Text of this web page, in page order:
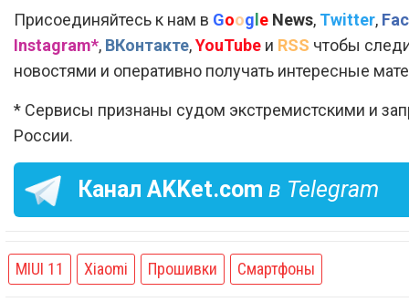
Присоединяйтесь к нам в Google News, Twitter,
Instagram*, ВКонтакте,YouTube и RSS чтобы
новостями и оперативно получать интересные
* Сервисы признаны судом экстремистскими и
России.
Канал AKKet.com в Telegram
MIUI 11 Xiaomi Прошивки Смартфоны